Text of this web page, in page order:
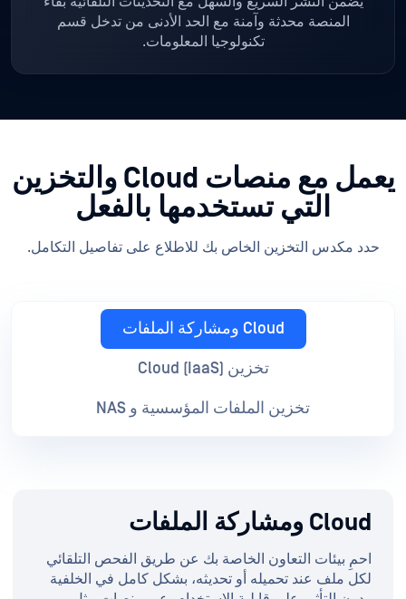
المنصة محدثة وآمنة مع الحد الأدنى من تدخل قسم
تكنولوجيا المعلومات.
يعمل مع منصات Cloud والتخزين
التي تستخدمها بالفعل
حدد مكدس التخزين الخاص بك للاطلاع على تفاصيل التكامل.
Cloud ومشاركة الملفات
تخزين Cloud (IaaS)
تخزين الملفات المؤسسية و NAS
Cloud ومشاركة الملفات
احمِ بيئات التعاون الخاصة بك عن طريق الفحص التلقائي
لكل ملف عند تحميله أو تحديثه، بشكل كامل في الخلفية